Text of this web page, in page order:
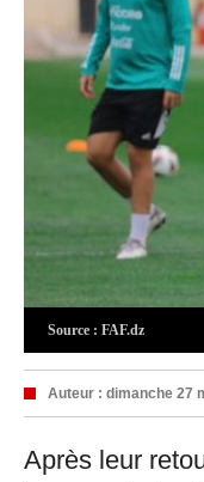
Source : FAF.dz
Auteur : dimanche 27
Après leur